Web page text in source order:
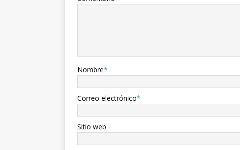
Nombre*
Correo electrónico*
Sitio web